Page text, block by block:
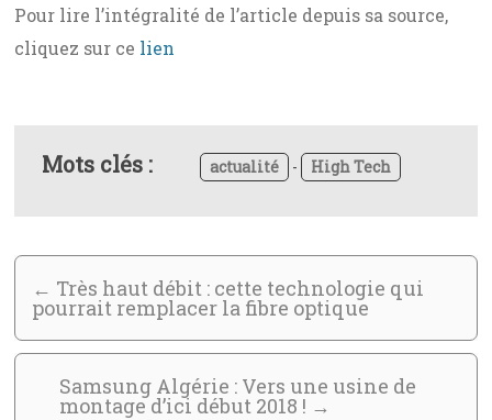
Pour lire l’intégralité de l’article depuis sa source,
cliquez sur ce lien
Mots clés : actualité - High Tech
← Très haut débit : cette technologie qui
pourrait remplacer la fibre optique
Samsung Algérie : Vers une usine de
montage d’ici début 2018 ! →